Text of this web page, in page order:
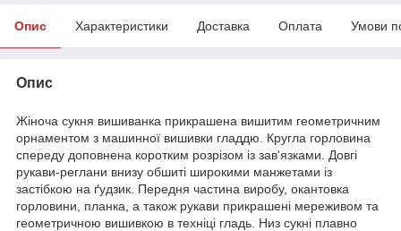
Опис Характеристики Доставка Оплата Умови
Опис
Жіноча сукня вишиванка прикрашена вишитим геометричним
орнаментом з машинної вишивки гладдю. Кругла горловина
спереду доповнена коротким розрізом із зав'язками. Довгі
рукави-реглани внизу обшиті широкими манжетами із
застібкою на ґудзик. Передня частина виробу, окантовка
горловини, планка, а також рукави прикрашені мереживом та
геометричною вишивкою в техніці гладь. Низ сукні плавно